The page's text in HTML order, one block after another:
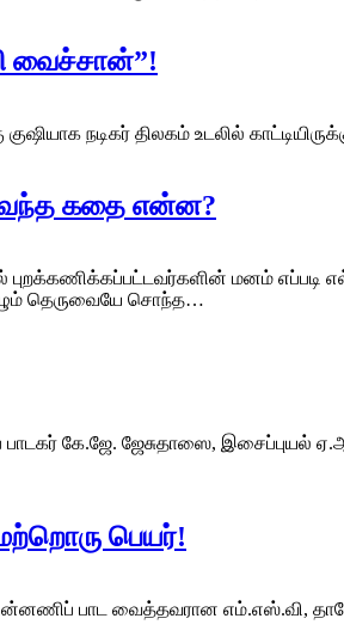
வைச்சான்”!
குஷியாக நடிகர் திலகம் உடலில்
கதை என்ன?
புறக்கணிக்கப்பட்டவர்களின் மனம்
தெருவையே சொந்த…
கே.ஜே. ஜேசுதாஸை, இசைப்புயல்
பெயர்!
பாட வைத்தவரான எம்.எஸ்.வி, தானே